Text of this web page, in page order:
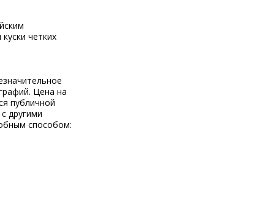
четких
Цена на
публичной
другими
способом: